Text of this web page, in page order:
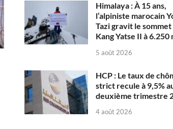
Himalaya : À 15 ans,
l’alpiniste marocain
Tazi gravit le sommet
Kang Yatse II à 6.250
5 août 2026
HCP : Le taux de
strict recule à 9,5%
deuxième trimestre
4 août 2026